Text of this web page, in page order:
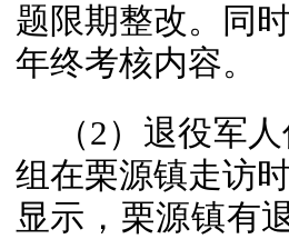
题限期整改。同
年终考核内容。
（2）退役军
组在栗源镇走访
显示，栗源镇有